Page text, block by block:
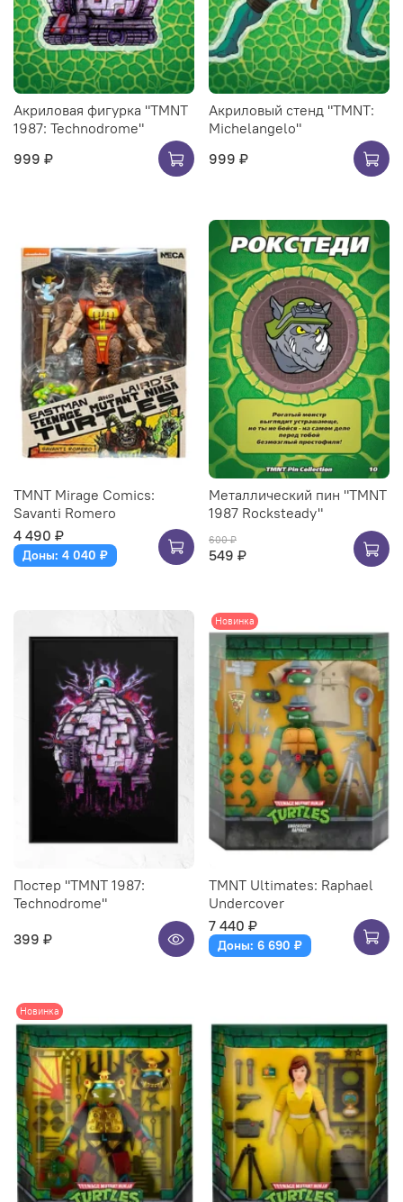
Акриловая фигурка "TMNT
1987: Technodrome"
999 ₽
Акриловый стенд "TMNT:
Michelangelo"
999 ₽
TMNT Mirage Comics:
Savanti Romero
4 490 ₽
Доны: 4 040 ₽
Металлический пин "TMNT
1987 Rocksteady"
600 ₽
549 ₽
Постер "TMNT 1987:
Technodrome"
399 ₽
Новинка
TMNT Ultimates: Raphael
Undercover
7 440 ₽
Доны: 6 690 ₽
Новинка